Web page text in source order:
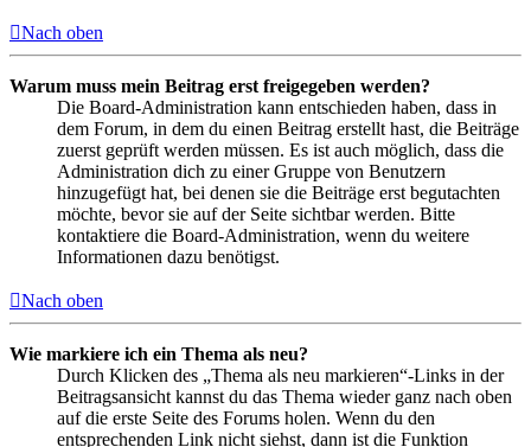
Nach oben
Warum muss mein Beitrag erst freigegeben werden?
Die Board-Administration kann entschieden haben, dass in
dem Forum, in dem du einen Beitrag erstellt hast, die Beiträge
zuerst geprüft werden müssen. Es ist auch möglich, dass die
Administration dich zu einer Gruppe von Benutzern
hinzugefügt hat, bei denen sie die Beiträge erst begutachten
möchte, bevor sie auf der Seite sichtbar werden. Bitte
kontaktiere die Board-Administration, wenn du weitere
Informationen dazu benötigst.
Nach oben
Wie markiere ich ein Thema als neu?
Durch Klicken des „Thema als neu markieren“-Links in der
Beitragsansicht kannst du das Thema wieder ganz nach oben
auf die erste Seite des Forums holen. Wenn du den
entsprechenden Link nicht siehst, dann ist die Funktion